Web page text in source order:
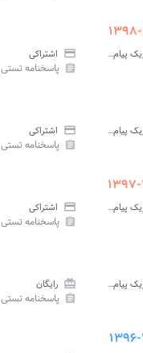
روانشناسی فیزیولوژیک پیام نور credit_card اشتراکی
assignment پاسخنامه تستی
روانشناسی فیزیولوژیک پیام نور credit_card اشتراکی
assignment پاسخنامه تستی
روانشناسی فیزیولوژیک پیام نور credit_card اشتراکی
assignment پاسخنامه تستی
روانشناسی فیزیولوژیک پیام نور card_giftcard رایگان
assignment پاسخنامه تستی